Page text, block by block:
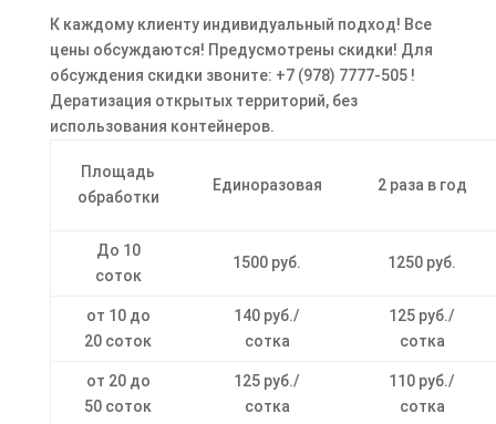
К каждому клиенту индивидуальный подход! Все
цены обсуждаются! Предусмотрены скидки! Для
обсуждения скидки звоните: +7 (978) 7777-505 !
Дератизация открытых территорий, без
использования контейнеров.
Площадь
обработки
Единоразовая 2 раза в год
До 10
соток
1500 руб. 1250 руб.
от 10 до
20 соток
140 руб./
сотка
125 руб./
сотка
от 20 до
50 соток
125 руб./
сотка
110 руб./
сотка